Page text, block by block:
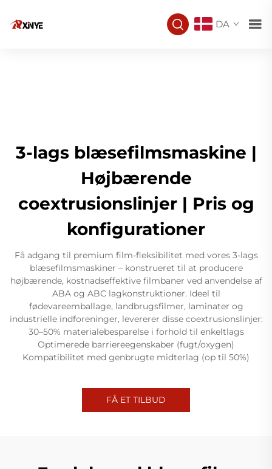
DA
3-lags blæsefilmsmaskine |
Højbærende
coextrusionslinjer | Pris og
konfigurationer
Få adgang til premium film-fleksibilitet med vores 3-lags
blæsefilmsmaskiner – konstrueret til at producere
højbærende, kostnadseffektive filmbaner ved anvendelse af
ABA og ABC lagkonstruktioner. Ideel til
fødevareemballage, landbrugsfilmer, laminater og
industrielle indforeninger, levererer disse coextrusionslinjer:
30–50% materialebesparelse i forhold til enkeltlags
Optimerede barriereegenskaber (fugt/oxygen)
Kompatibilitet med genbrugte midterlag (op til 50%)
FÅ ET TILBUD